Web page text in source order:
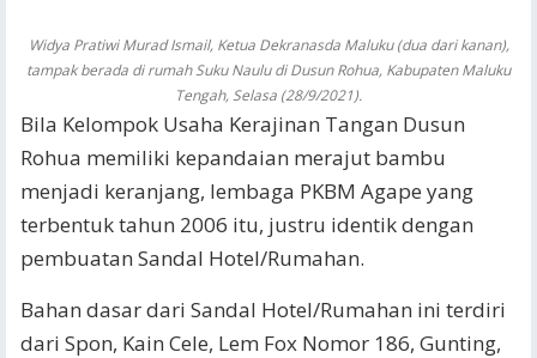
Widya Pratiwi Murad Ismail, Ketua Dekranasda Maluku (dua dari kanan),
tampak berada di rumah Suku Naulu di Dusun Rohua, Kabupaten Maluku
Tengah, Selasa (28/9/2021).
Bila Kelompok Usaha Kerajinan Tangan Dusun
Rohua memiliki kepandaian merajut bambu
menjadi keranjang, lembaga PKBM Agape yang
terbentuk tahun 2006 itu, justru identik dengan
pembuatan Sandal Hotel/Rumahan.
Bahan dasar dari Sandal Hotel/Rumahan ini terdiri
dari Spon, Kain Cele, Lem Fox Nomor 186, Gunting,